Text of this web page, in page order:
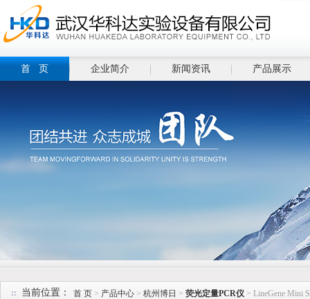
首 页 企业简介 新闻资讯 产品展示
当前位置： 首 页 > 产品中心 > 杭州博日 > 荧光定量PCR仪 > LineGene Mini